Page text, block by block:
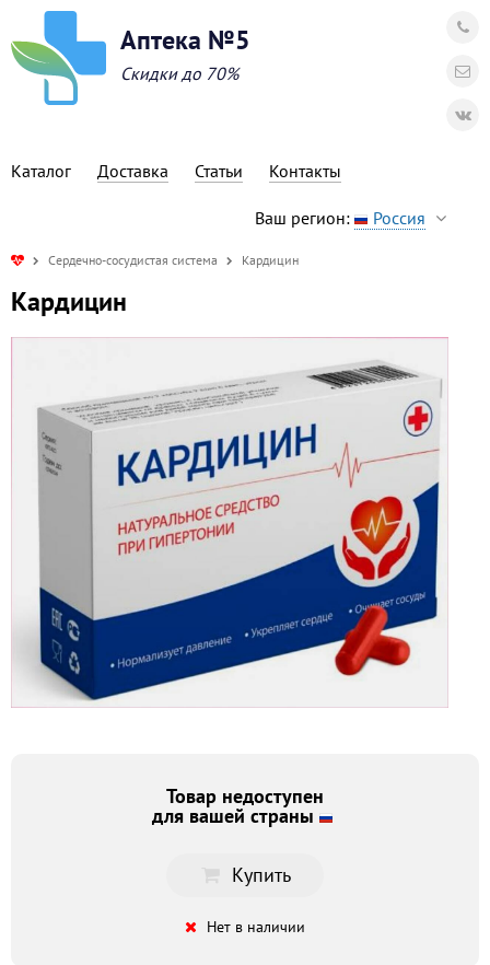
Аптека №5
Скидки до 70%
Каталог Доставка Статьи Контакты
Ваш регион: Россия
Сердечно-сосудистая система Кардицин
Кардицин
Товар недоступен
для вашей страны
Купить
Нет в наличии